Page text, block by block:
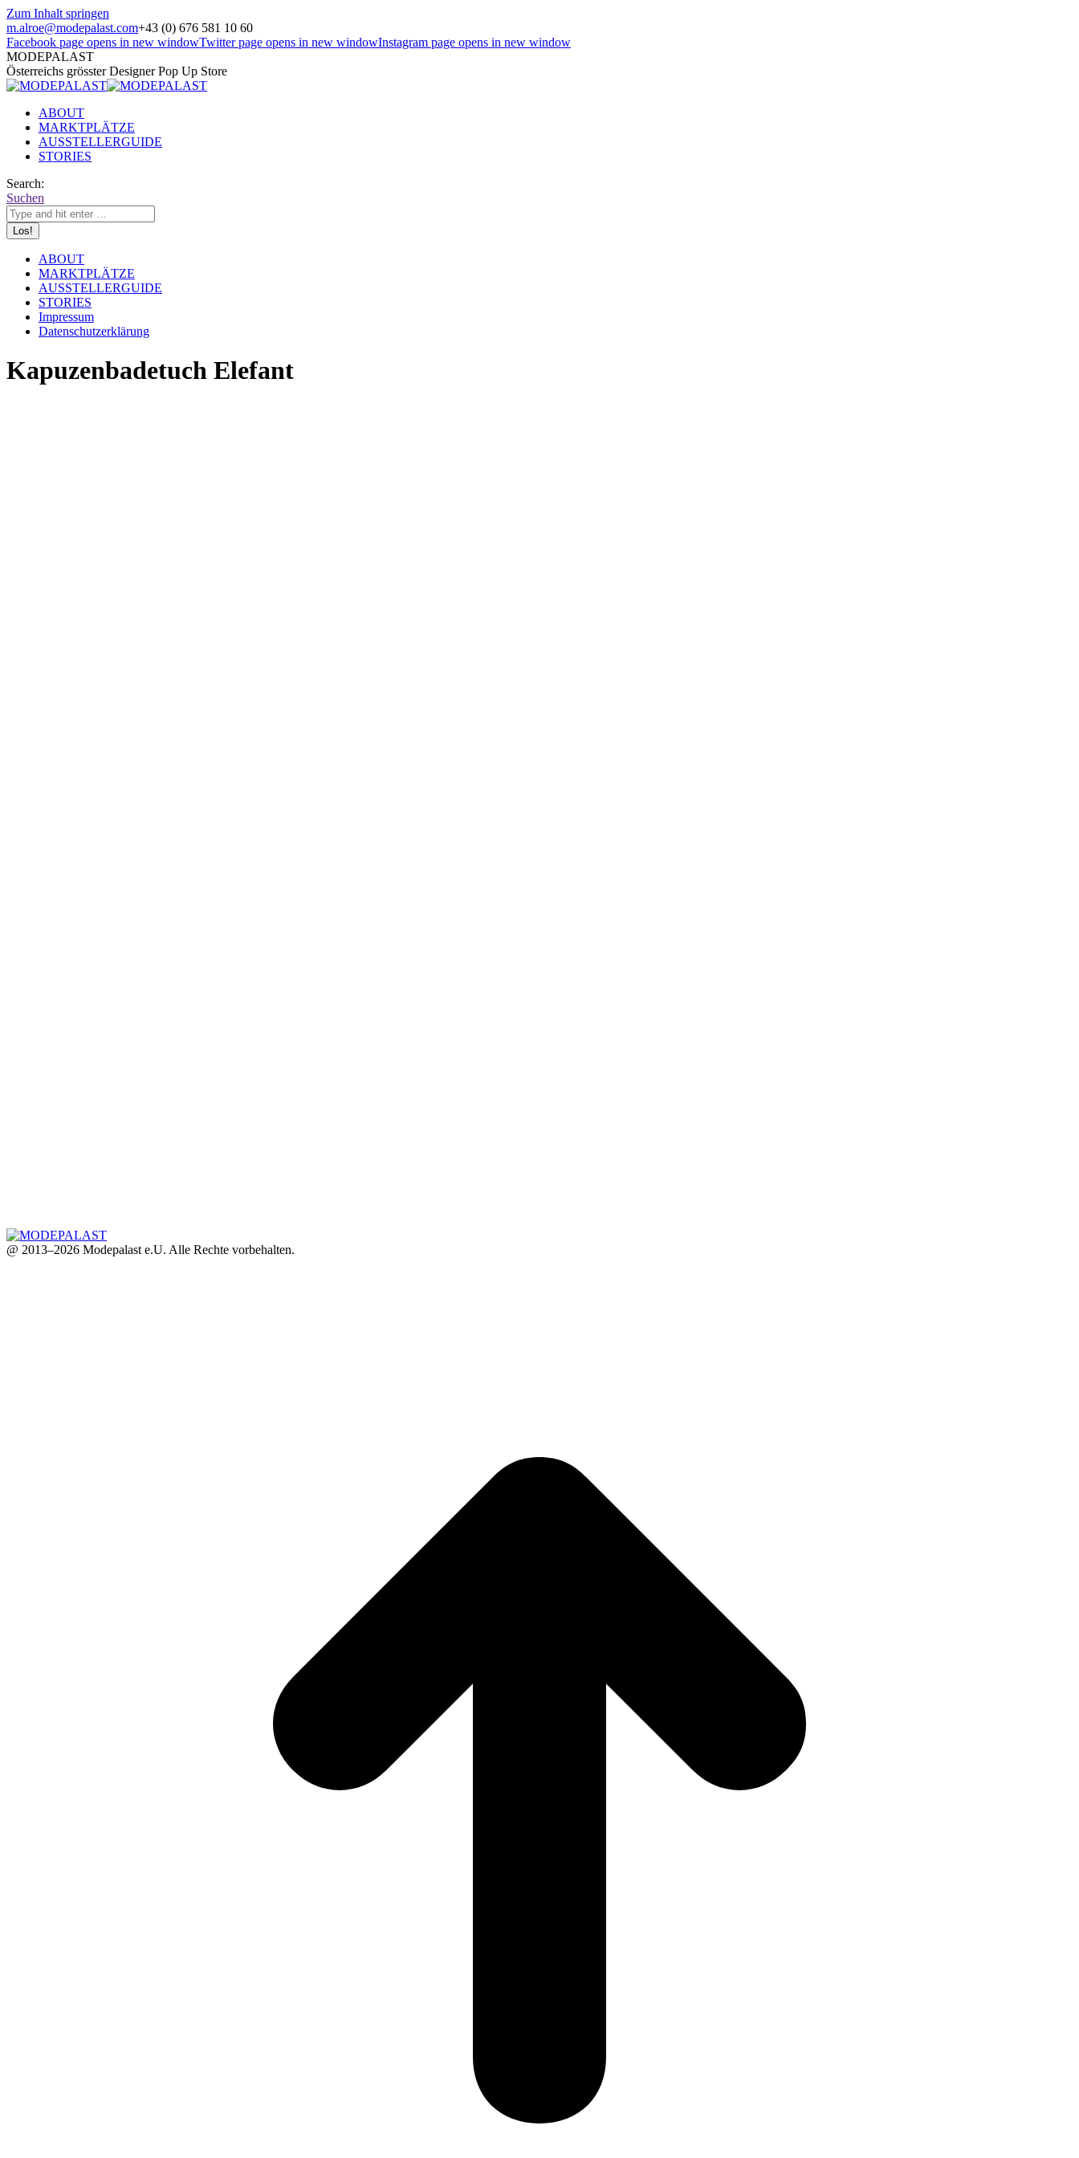
Zum Inhalt springen
m.alroe@modepalast.com+43 (0) 676 581 10 60
Facebook page opens in new windowTwitter page opens in new windowInstagram page opens in new window
MODEPALAST
Österreichs grösster Designer Pop Up Store
ABOUT
MARKTPLÄTZE
AUSSTELLERGUIDE
STORIES
Search:
Suchen
ABOUT
MARKTPLÄTZE
AUSSTELLERGUIDE
STORIES
Impressum
Datenschutzerklärung
Kapuzenbadetuch Elefant
@ 2013–2026 Modepalast e.U. Alle Rechte vorbehalten.